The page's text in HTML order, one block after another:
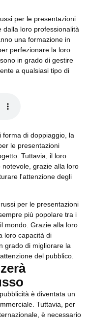
per le presentazioni
dalla loro professionalità
una formazione in
perfezionare la loro
in grado di gestire
a qualsiasi tipo di
forma di doppiaggio, la
le presentazioni
Tuttavia, il loro
grazie alla loro
l'attenzione degli
per le presentazioni
più popolare tra i
mondo. Grazie alla loro
loro capacità di
grado di migliorare la
del pubblico.
è diventata un
Tuttavia, per
è necessario